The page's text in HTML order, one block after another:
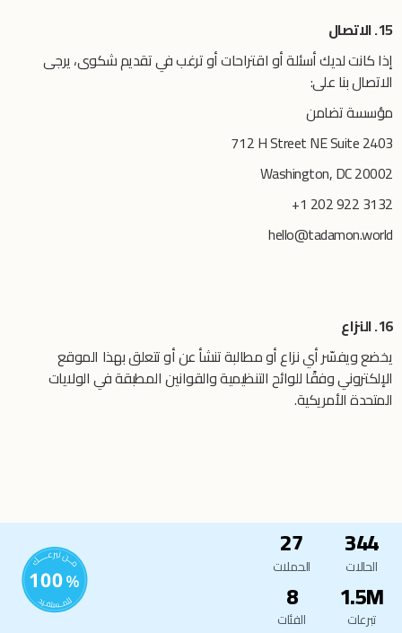
15. الاتصال
إذا كانت لديك أسئلة أو اقتراحات أو ترغب في تقديم شكوى، يرجى
الاتصال بنا على:
مؤسسة تضامن
712 H Street NE Suite 2403
Washington, DC 20002
+1 202 922 3132
hello@tadamon.world
16. النزاع
يخضع ويفسّر أي نزاع أو مطالبة تنشأ عن أو تتعلق بهذا الموقع
الإلكتروني وفقًا للوائح التنظيمية والقوانين المطبقة في الولايات
المتحدة الأمريكية.
344
الحالات
27
الحملات
1.5M
تبرعات
8
الفئات